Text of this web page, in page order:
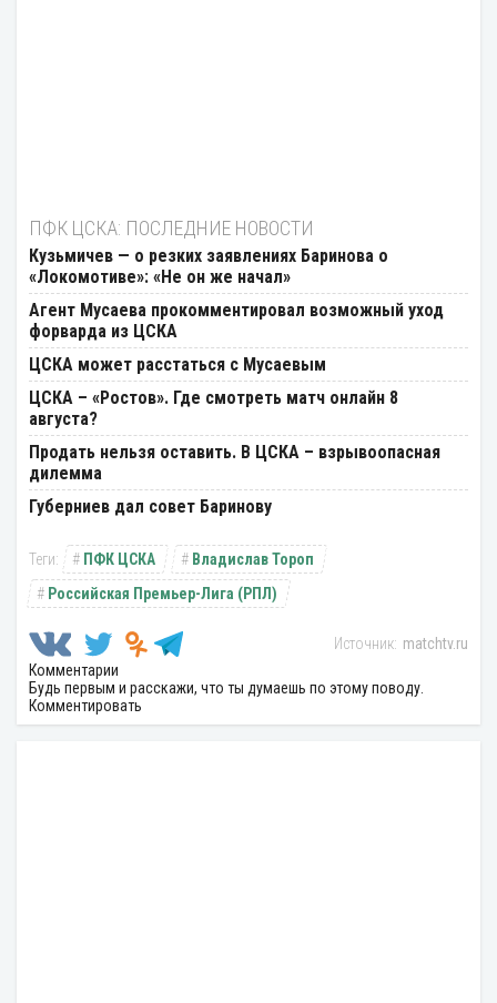
ПФК ЦСКА: ПОСЛЕДНИЕ НОВОСТИ
Кузьмичев — о резких заявлениях Баринова о
«Локомотиве»: «Не он же начал»
Агент Мусаева прокомментировал возможный уход
форварда из ЦСКА
ЦСКА может расстаться с Мусаевым
ЦСКА – «Ростов». Где смотреть матч онлайн 8
августа?
Продать нельзя оставить. В ЦСКА – взрывоопасная
дилемма
Губерниев дал совет Баринову
ПФК ЦСКА
Владислав Тороп
Российская Премьер-Лига (РПЛ)
matchtv.ru
Комментарии
Будь первым и расскажи, что ты думаешь по этому поводу.
Комментировать